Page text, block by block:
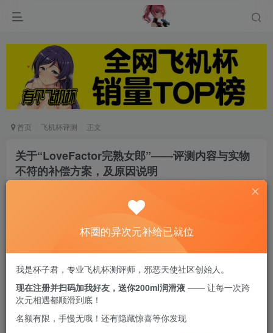
首页 飞机杯评测 正文
关于“LoveFactor完熟女郎”——评测内容与实物
不符的补偿方案，及原因说明
大家好，我是阿鉴，首先给大伙道个歉，经过核
实，完熟女郎大身体倒模的腰部，实际售卖版本是
不能移动的，我在之前评测中展示的胶体并非实际
版本。
杯圈的异次元补给已就位
我是杯子君，专业飞机杯测评师，邪恶天使社区创始人。
现在注册并扫码加我好友，送你200ml润滑液 —— 让每一次跨
次元相遇都顺滑到底！
名额有限，手慢无哦！还有隐藏惊喜等你发现